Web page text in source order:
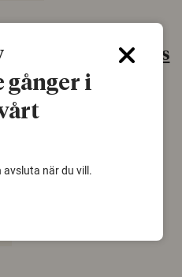
skinn var Sveriges
länge trodde var en
sig vara delar av en 2000 år
Fyndet bär spår av romerskt
i
avsluta när du vill.